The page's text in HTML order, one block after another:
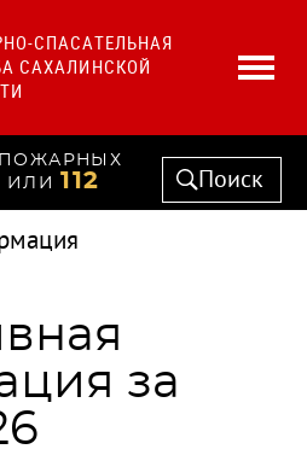
СПАСАТЕЛЬНАЯ
САХАЛИНСКОЙ
ИЛИ 112 Поиск
за